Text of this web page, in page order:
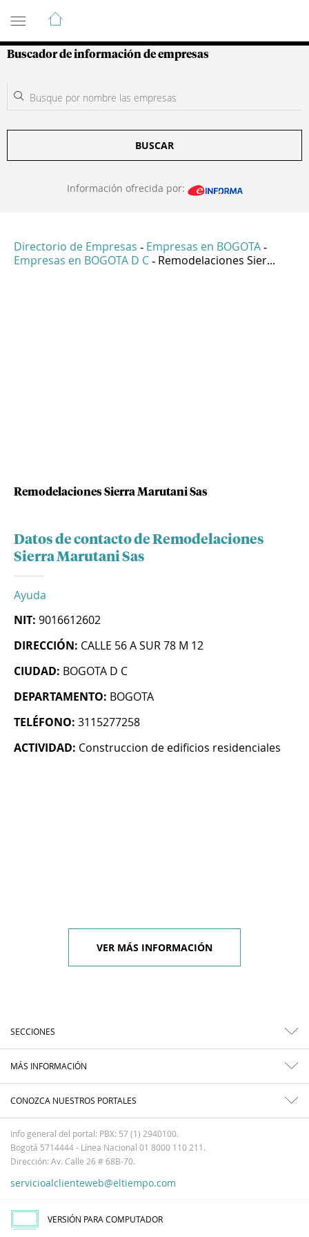
Guía de Empresas Colombianas
Buscador de información de empresas
BUSCAR
Información ofrecida por:
Directorio de Empresas - Empresas en BOGOTA -
Empresas en BOGOTA D C - Remodelaciones Sier...
Remodelaciones Sierra Marutani Sas
Datos de contacto de Remodelaciones
Sierra Marutani Sas
Ayuda
NIT: 9016612602
DIRECCIÓN: CALLE 56 A SUR 78 M 12
CIUDAD: BOGOTA D C
DEPARTAMENTO: BOGOTA
TELÉFONO: 3115277258
ACTIVIDAD: Construccion de edificios residenciales
VER MÁS INFORMACIÓN
SECCIONES
MÁS INFORMACIÓN
CONOZCA NUESTROS PORTALES
Info general del portal: PBX: 57 (1) 2940100.
Bogotá 5714444 - Línea Nacional 01 8000 110 211.
Dirección: Av. Calle 26 # 68B-70.
servicioalclienteweb@eltiempo.com
VERSIÓN PARA COMPUTADOR